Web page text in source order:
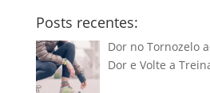
Posts recentes:
Dor no Tornozelo
Dor e Volte a